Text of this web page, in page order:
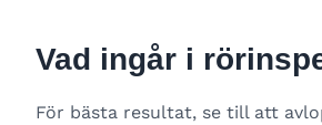
Vad ingår i
För bästa resultat, se till att